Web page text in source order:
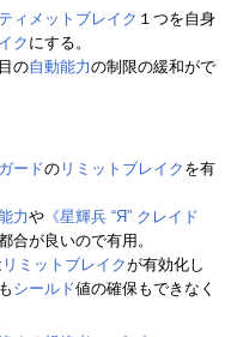
ィメットブレイク １つを自身
ク にする。
の自動能力の制限の緩和がで
ードの リミットブレイク を有
力や 《星輝兵 “Я” クレイド
合が良いので有用。
リミットブレイクが有効化し
シールド値の確保もできなく